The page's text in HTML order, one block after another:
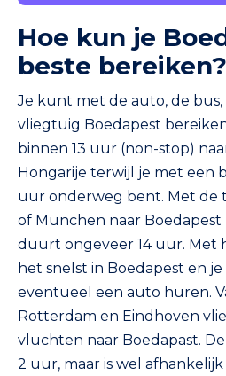
historische delen van de
Matthiaskerk dateert terug
er op dezelfde plek een
Hoe kun je
beste bereiken?
Je kunt met de auto, de
vliegtuig Boedapest
binnen 13 uur (non-stop)
Hongarije terwijl je met een
uur onderweg bent. Met de
of München naar
duurt ongeveer 14 uur. Met
het snelst in Boedapest en
eventueel een auto huren.
Rotterdam en Eindhoven
vluchten naar Boedapast.
2 uur, maar is wel afhankelijk